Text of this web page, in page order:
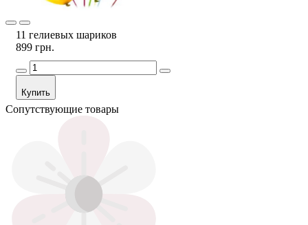
11 гелиевых шариков
899 грн.
Купить
Сопутствующие товары